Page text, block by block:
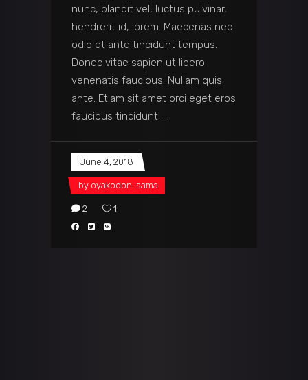
nunc, blandit vel, luctus pulvinar,
hendrerit id, lorem. Maecenas nec
odio et ante tincidunt tempus.
Donec vitae sapien ut libero
venenatis faucibus. Nullam quis
ante. Etiam sit amet orci eget eros
faucibus tincidunt.
June 4, 2018
by oyakodon-sama
2 1